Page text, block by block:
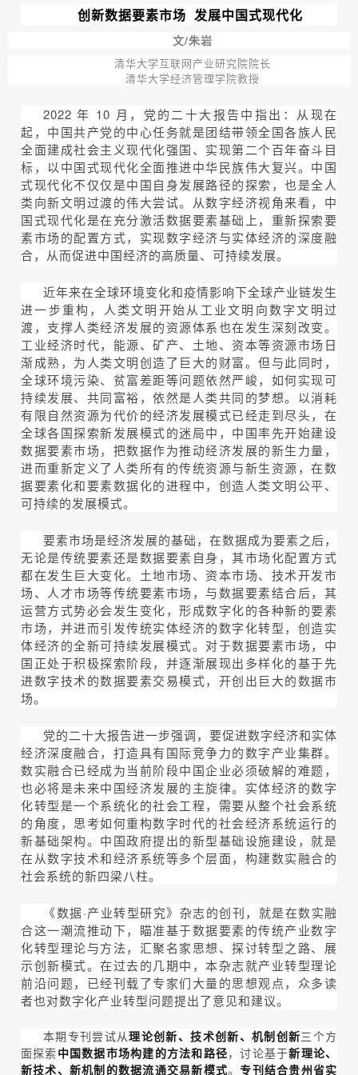
创新数据要素市场 发展中国式现代化
文/朱岩
清华大学互联网产业研究院院长
清华大学经济管理学院教授
2022 年 10 月，党的二十大报告中指出：从现在
起，中国共产党的中心任务就是团结带领全国各族人民
全面建成社会主义现代化强国、实现第二个百年奋斗目
标，以中国式现代化全面推进中华民族伟大复兴。中国
式现代化不仅仅是中国自身发展路径的探索，也是全人
类向新文明过渡的伟大尝试。从数字经济视角来看，中
国式现代化是在充分激活数据要素基础上，重新探索要
素市场的配置方式，实现数字经济与实体经济的深度融
合，从而促进中国经济的高质量、可持续发展。
近年来在全球环境变化和疫情影响下全球产业链发生
进一步重构，人类文明开始从工业文明向数字文明过
渡，支撑人类经济发展的资源体系也在发生深刻改变。
工业经济时代，能源、矿产、土地、资本等资源市场日
渐成熟，为人类文明创造了巨大的财富。但与此同时，
全球环境污染、贫富差距等问题依然严峻，如何实现可
持续发展、共同富裕，依然是人类共同的梦想。以消耗
有限自然资源为代价的经济发展模式已经走到尽头，在
全球各国探索新发展模式的迷局中，中国率先开始建设
数据要素市场，把数据作为推动经济发展的新生力量，
进而重新定义了人类所有的传统资源与新生资源，在数
据要素化和要素数据化的进程中，创造人类文明公平、
可持续的发展模式。
要素市场是经济发展的基础，在数据成为要素之后，
无论是传统要素还是数据要素自身，其市场化配置方式
都在发生巨大变化。土地市场、资本市场、技术开发市
场、人才市场等传统要素市场，与数据要素结合后，其
运营方式势必会发生变化，形成数字化的各种新的要素
市场，并进而引发传统实体经济的数字化转型，创造实
体经济的全新可持续发展模式。对于数据要素市场，中
国正处于积极探索阶段，并逐渐展现出多样化的基于先
进数字技术的数据要素交易模式，开创出巨大的数据市
场。
党的二十大报告进一步强调，要促进数字经济和实体
经济深度融合，打造具有国际竞争力的数字产业集群。
数实融合已经成为当前阶段中国企业必须破解的难题，
也必将是未来中国经济发展的主旋律。实体经济的数字
化转型是一个系统化的社会工程，需要从整个社会系统
的角度，思考如何重构数字时代的社会经济系统运行的
新基础架构。中国政府提出的新型基础设施建设，就是
在从数字技术和经济系统等多个层面，构建数实融合的
社会系统的新四梁八柱。
《数据·产业转型研究》杂志的创刊，就是在数实融
合这一潮流推动下，瞄准基于数据要素的传统产业数字
化转型理论与方法，汇聚名家思想、探讨转型之路、展
示创新模式。在过去的几期中，本杂志就产业转型理论
前沿问题，已经刊载了专家们大量的思想观点，众多读
者也对数字化产业转型问题提出了意见和建议。
本期专刊尝试从理论创新、技术创新、机制创新三个方
面探索 中国数据市场构建的方法和路径 ，讨论基于新理论、
新技术、新机制的数据流通交易新模式。专刊结合贵州省实